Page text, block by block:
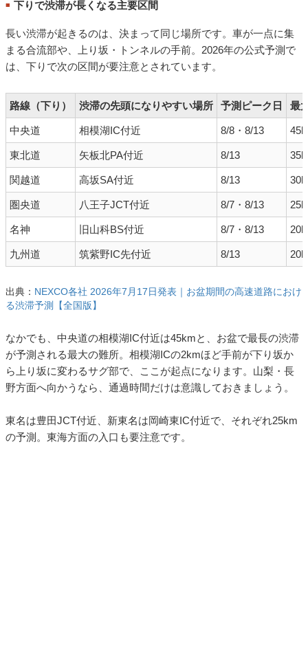
■ 下りで渋滞が長くなる主要区間
長い渋滞が起きるのは、決まって同じ場所です。車が一点に集
まる合流部や、上り坂・トンネルの手前。2026年の公式予測で
は、下りで次の区間が要注意とされています。
路線（下り） 渋滞の先頭になりやすい場所 予測ピーク日 最
中央道 相模湖IC付近 8/8・8/13
東北道 矢板北PA付近 8/13
関越道 高坂SA付近 8/13
圏央道 八王子JCT付近 8/7・8/13
名神 旧山科BS付近 8/7・8/13
九州道 筑紫野IC先付近 8/13
出典： NEXCO各社 2026年7月17日発表｜お盆期間の高速道路におけ
る渋滞予測【全国版】
なかでも、中央道の相模湖IC付近は45kmと、お盆で最長の渋滞
が予測される最大の難所。相模湖ICの2kmほど手前が下り坂か
ら上り坂に変わるサグ部で、ここが起点になります。山梨・長
野方面へ向かうなら、通過時間だけは意識しておきましょう。
東名は豊田JCT付近、新東名は岡崎東IC付近で、それぞれ25km
の予測。東海方面の入口も要注意です。